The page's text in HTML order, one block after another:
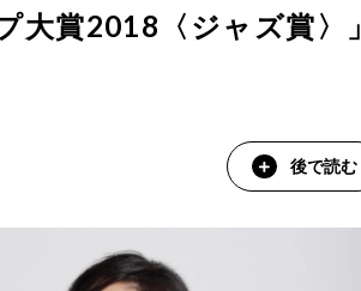
大賞2018〈ジャズ賞〉」
後で読む